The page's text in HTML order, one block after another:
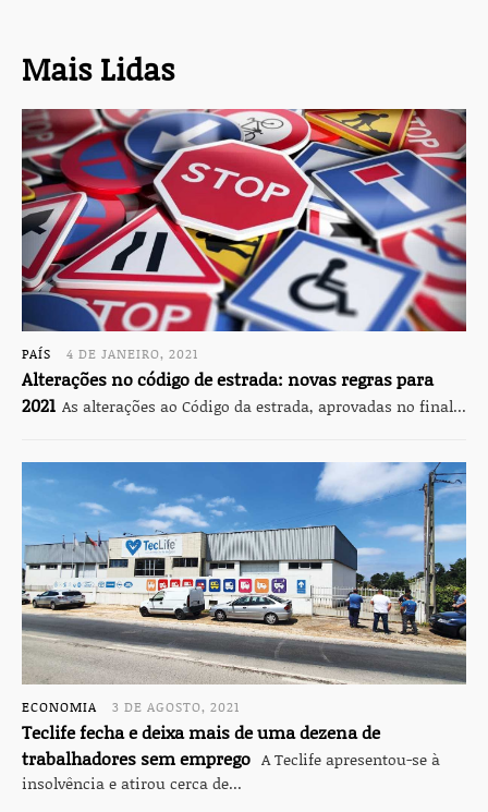
Mais Lidas
PAÍS 4 DE JANEIRO, 2021
Alterações no código de estrada: novas regras para
2021 As alterações ao Código da estrada, aprovadas no final...
ECONOMIA 3 DE AGOSTO, 2021
Teclife fecha e deixa mais de uma dezena de
trabalhadores sem emprego A Teclife apresentou-se à
insolvência e atirou cerca de...